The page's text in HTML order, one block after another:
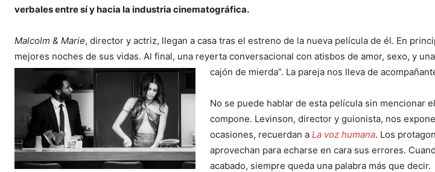
verbales entre sí y hacia la industria cinematográfica.
Malcolm & Marie, director y actriz, llegan a casa tras el estreno de la nueva película de él. En
mejores noches de sus vidas. Al final, una reyerta conversacional con atisbos de amor, sexo, y
cajón de mierda”. La pareja nos lleva de
No se puede hablar de esta película sin mencionar
compone. Levinson, director y guionista, nos
ocasiones, recuerdan a La voz humana. Los
aprovechan para echarse en cara sus errores.
acabado, siempre queda una palabra más que decir.